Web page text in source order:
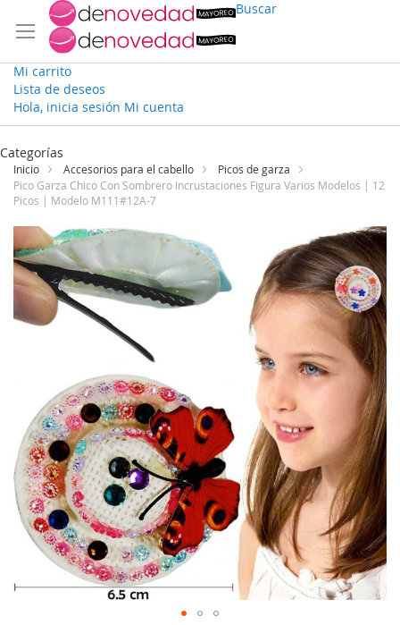
Buscar
Mi carrito
Lista de deseos
Hola, inicia sesión Mi cuenta
Ir
contenido
Categorías
Inicio Accesorios para el cabello
Picos de garza
Pico Garza Chico Con Sombrero Incrustaciones Figura Varios Modelos | 12
Picos | Modelo M111#12A-7
Saltar
al
final
de
galería